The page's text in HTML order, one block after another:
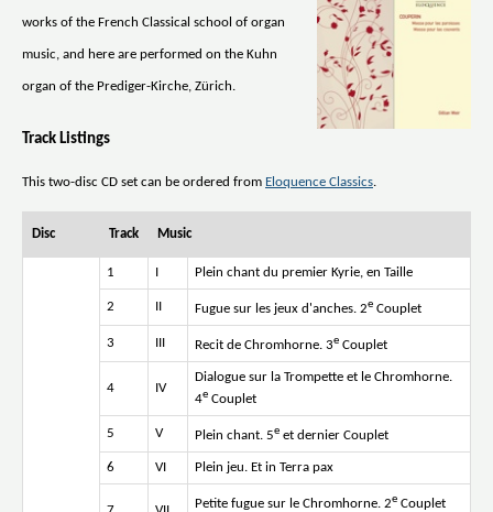
works of the French Classical school of organ
music, and here are performed on the Kuhn
organ of the Prediger-Kirche, Zürich.
Track Listings
This two-disc CD set can be ordered from Eloquence Classics.
Disc Track Music
1 Plein chant du premier Kyrie, en Taille
2 Fugue sur les jeux d'anches. 2e Couplet
3 Recit de Chromhorne. 3e Couplet
4 IV
Dialogue sur la Trompette et le Chromhorne.
4e Couplet
5 V Plein chant. 5e et dernier Couplet
6 VI Plein jeu. Et in Terra pax
Petite fugue sur le Chromhorne. 2e Couplet